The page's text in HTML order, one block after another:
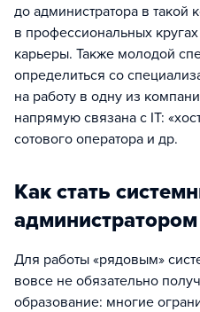
до администратора в такой
в профессиональных
карьеры. Также молодой
определиться со
на работу в одну из
напрямую связана с IT:
сотового оператора и др.
Как стать
администратором
Для работы «рядовым»
вовсе не обязательно
образование: многие